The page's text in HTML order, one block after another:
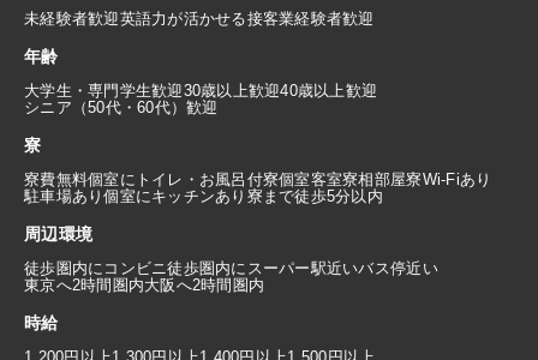
未経験者歓迎英語力が活かせる接客業経験者歓迎
年齢
大学生・専門学生歓迎30歳以上歓迎40歳以上歓迎
シニア（50代・60代）歓迎
寮
寮費無料個室にトイレ・お風呂付寮個室客室寮相部屋寮Wi-Fiあり
駐車場あり個室にキッチンあり 寮まで徒歩5分以内
周辺環境
徒歩圏内にコンビニ徒歩圏内にスーパー駅近いバス停近い
東京へ2時間圏内大阪へ2時間圏内
時給